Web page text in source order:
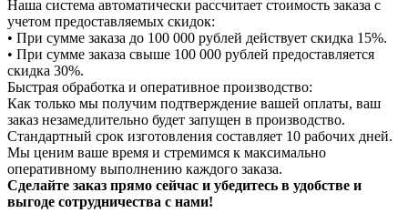
Наша система автоматически рассчитает стоимость заказа с
учетом предоставляемых скидок:
• При сумме заказа до 100 000 рублей действует скидка 15%.
• При сумме заказа свыше 100 000 рублей предоставляется
скидка 30%.
Быстрая обработка и оперативное производство:
Как только мы получим подтверждение вашей оплаты, ваш
заказ незамедлительно будет запущен в производство.
Стандартный срок изготовления составляет 10 рабочих дней.
Мы ценим ваше время и стремимся к максимально
оперативному выполнению каждого заказа.
Сделайте заказ прямо сейчас и убедитесь в удобстве и
выгоде сотрудничества с нами!